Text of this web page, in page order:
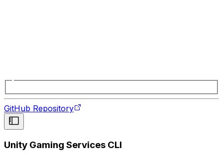
GitHub Repository
Unity Gaming Services CLI